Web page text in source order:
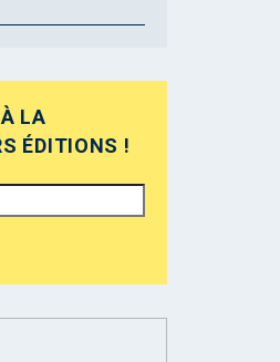
LA
ÉDITIONS !